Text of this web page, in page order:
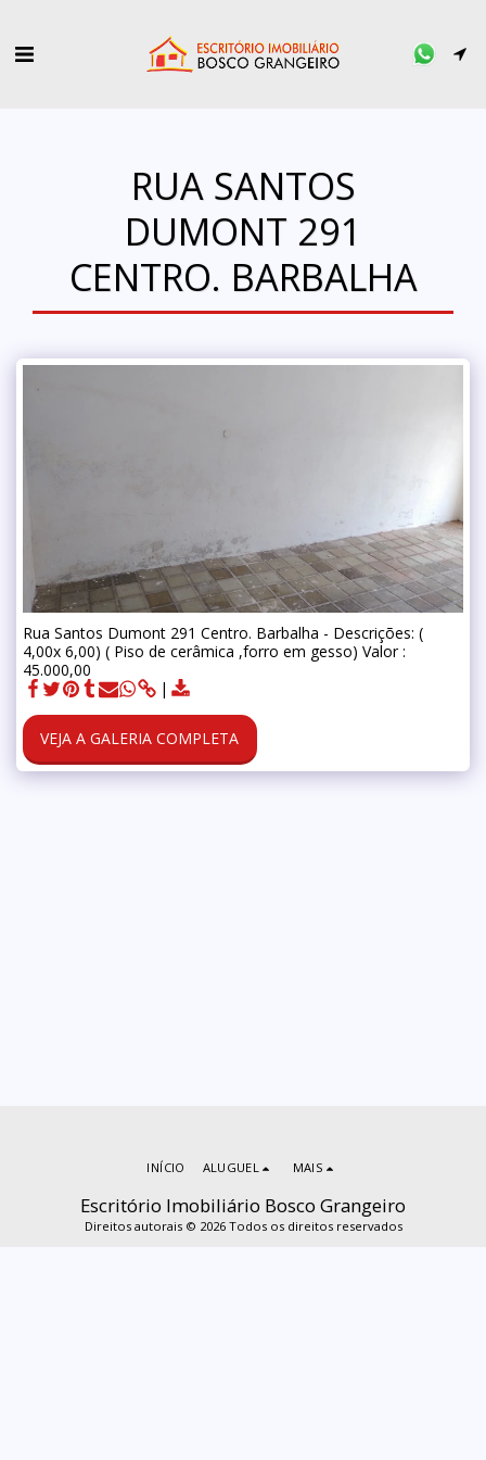
RUA SANTOS
DUMONT 291
CENTRO. BARBALHA
Rua Santos Dumont 291 Centro. Barbalha - Descrições: (
4,00x 6,00) ( Piso de cerâmica ,forro em gesso) Valor :
45.000,00
VEJA A GALERIA COMPLETA
Escritório Imobiliário Bosco Grangeiro
Direitos autorais © 2026 Todos os direitos reservados
INÍCIO ALUGUEL MAIS